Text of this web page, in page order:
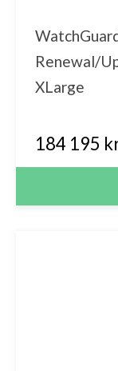
Renewal/
XLarge
184 195